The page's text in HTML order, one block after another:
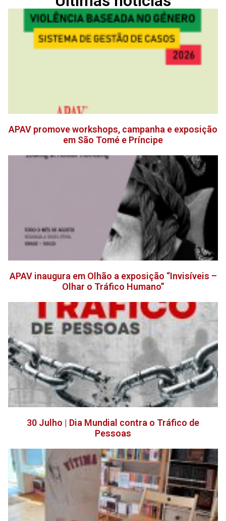
APAV promove workshops, campanha e exposição
em São Tomé e Príncipe
APAV inaugura em Olhão a exposição “Invisíveis –
Olhar o Tráfico Humano”
30 Julho | Dia Mundial contra o Tráfico de
Pessoas